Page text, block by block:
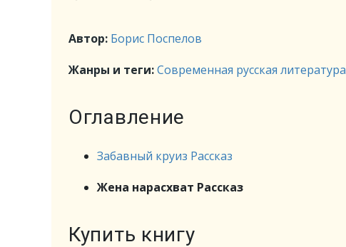
Автор: Борис Поспелов
Жанры и теги:Современная русская литература
Оглавление
Забавный круиз Рассказ
Жена нарасхват Рассказ
Купить книгу